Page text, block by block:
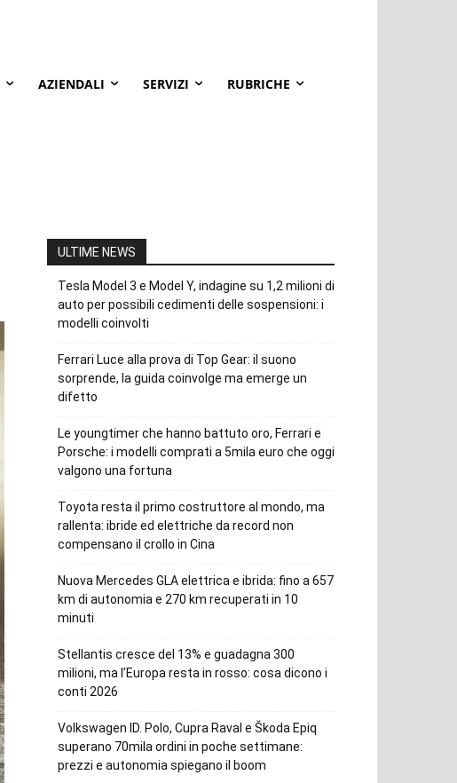
AZIENDALI SERVIZI RUBRICHE
ULTIME NEWS
Tesla Model 3 e Model Y, indagine su 1,2 milioni di
auto per possibili cedimenti delle sospensioni: i
modelli coinvolti
Ferrari Luce alla prova di Top Gear: il suono
sorprende, la guida coinvolge ma emerge un
difetto
Le youngtimer che hanno battuto oro, Ferrari e
Porsche: i modelli comprati a 5mila euro che oggi
valgono una fortuna
Toyota resta il primo costruttore al mondo, ma
rallenta: ibride ed elettriche da record non
compensano il crollo in Cina
Nuova Mercedes GLA elettrica e ibrida: fino a 657
km di autonomia e 270 km recuperati in 10
minuti
Stellantis cresce del 13% e guadagna 300
milioni, ma l’Europa resta in rosso: cosa dicono i
conti 2026
Volkswagen ID. Polo, Cupra Raval e Škoda Epiq
superano 70mila ordini in poche settimane:
prezzi e autonomia spiegano il boom